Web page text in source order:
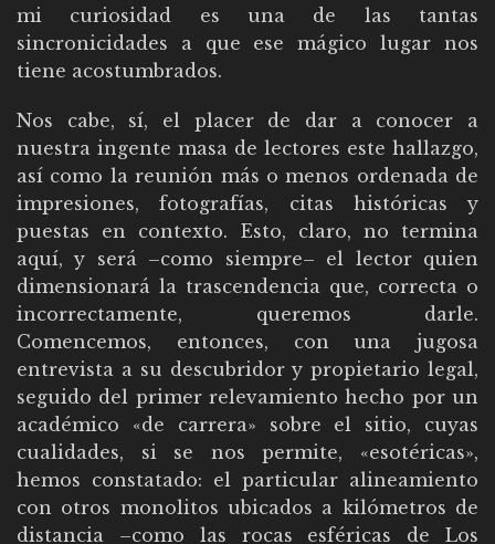
mi curiosidad es una de las tantas
sincronicidades a que ese mágico lugar nos
tiene acostumbrados.
Nos cabe, sí, el placer de dar a conocer a
nuestra ingente masa de lectores este hallazgo,
así como la reunión más o menos ordenada de
impresiones, fotografías, citas históricas y
puestas en contexto. Esto, claro, no termina
aquí, y será –como siempre– el lector quien
dimensionará la trascendencia que, correcta o
incorrectamente, queremos darle.
Comencemos, entonces, con una jugosa
entrevista a su descubridor y propietario legal,
seguido del primer relevamiento hecho por un
académico «de carrera» sobre el sitio, cuyas
cualidades, si se nos permite, «esotéricas»,
hemos constatado: el particular alineamiento
con otros monolitos ubicados a kilómetros de
distancia –como las rocas esféricas de Los